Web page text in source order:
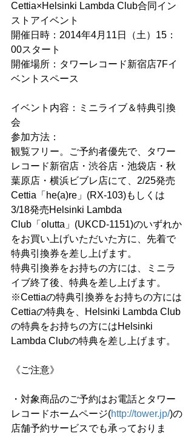
Cettia×Helsinki Lambda Club合同イン
ストアイベント
開催日時：2014年4月11日（土）15：
00スタート
開催場所：タワーレコード新宿店7Fイ
ベントスペース
イベント内容：ミニライブ＆特典引換
会
参加方法：
観覧フリー。ご予約者優先で、タワー
レコード新宿店・渋谷店・池袋店・秋
葉原店・横浜ビブレ店にて、2/25発売
Cettia「he(a)re」(RX-103)もしくは
3/18発売Helsinki Lambda
Club「olutta」(UKCD-1151)のいずれか
をお買い上げいただいた方に、先着で
特典引換券を差し上げます。
特典引換券をお持ちの方には、ミニラ
イブ終了後、特典を差し上げます。
※Cettiaの特典引換券をお持ちの方には
Cettiaの特典を、Helsinki Lambda Club
の特典をお持ちの方にはHelsinki
Lambda Clubの特典を差し上げます。
《ご注意》
・対象商品のご予約はお電話とタワー
レコードホームページ(http://tower.jp/)の
店舗予約サービスでも承っておりま